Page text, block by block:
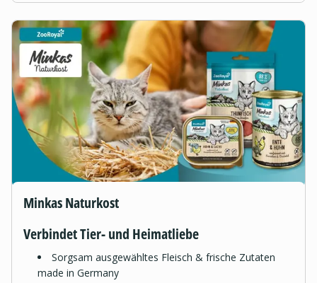
Minkas Naturkost
Verbindet Tier- und Heimatliebe
Sorgsam ausgewähltes Fleisch & frische Zutaten
made in Germany